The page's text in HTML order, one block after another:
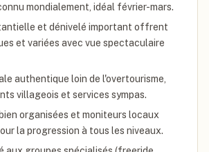
mondialement, idéal février-mars.
et dénivelé important offrent
et variées avec vue spectaculaire
authentique loin de l'overtourisme,
villageois et services sympas.
organisées et moniteurs locaux
la progression à tous les niveaux.